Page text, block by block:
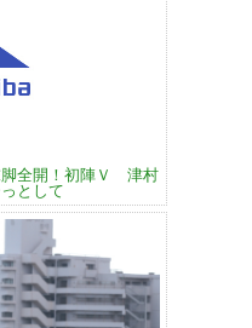
全開！初陣Ｖ 津村
として